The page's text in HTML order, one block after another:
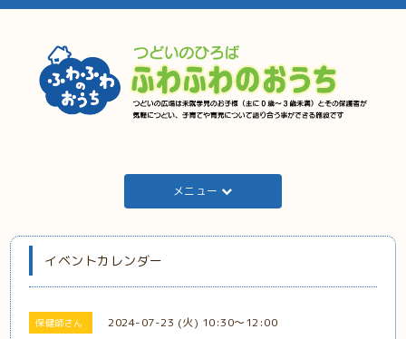
メニュー
イベントカレンダー
保健師さん 2024-07-23 (火) 10:30～12:00